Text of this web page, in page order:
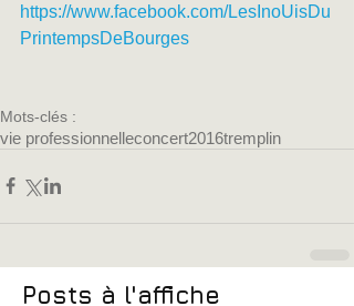
https://www.facebook.com/LesInoUisDu
PrintempsDeBourges
Mots-clés :
vie professionnelleconcert2016tremplin
Posts à l'affiche